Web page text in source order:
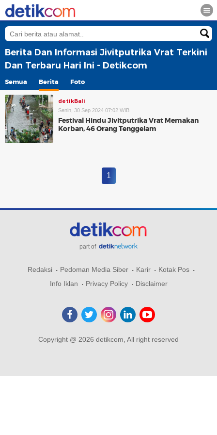
Berita Dan Informasi Jivitputrika Vrat Terkini
Dan Terbaru Hari Ini - Detikcom
Semua Berita Foto
detikBali
Senin, 30 Sep 2024 07:02 WIB
Festival Hindu Jivitputrika Vrat Memakan
Korban, 46 Orang Tenggelam
1
part of
Redaksi Pedoman Media Siber Karir
Kotak Pos
Info Iklan
Privacy Policy Disclaimer
Copyright @ 2026 detikcom, All right reserved